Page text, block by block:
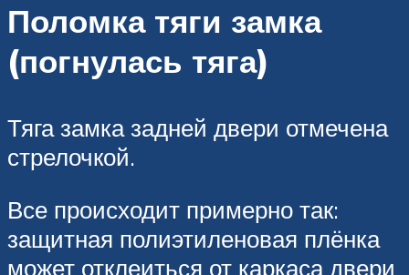
Поломка тяги замка
(погнулась тяга)
Тяга замка задней двери отмечена
стрелочкой.
Все происходит примерно так:
защитная полиэтиленовая плёнка
может отклеиться от каркаса двери